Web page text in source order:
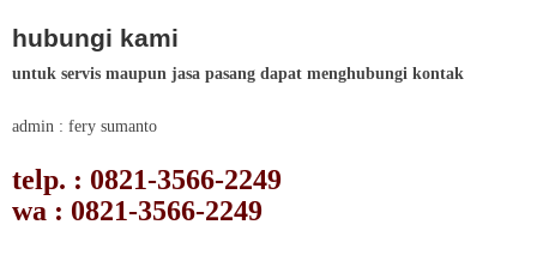
hubungi kami
untuk servis maupun jasa pasang dapat menghubungi kontak
admin : fery sumanto
telp. : 0821-3566-2249
wa : 0821-3566-2249